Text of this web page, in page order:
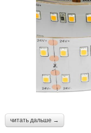
читать дальше →